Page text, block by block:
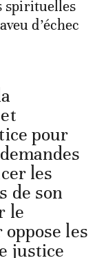
spirituelles
d’échec
pour
les
de son
le
les
justice